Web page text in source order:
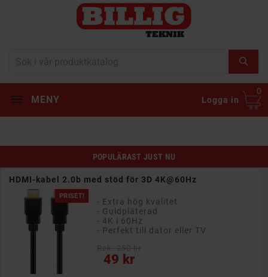
MENY Logga in
0
POPULÄRAST JUST NU
HDMI-kabel 2.0b med stöd för 3D 4K@60Hz
PRISET!
- Extra hög kvalitet
- Guldpläterad
- 4K i 60Hz
- Perfekt till dator eller TV
49 kr
Pris